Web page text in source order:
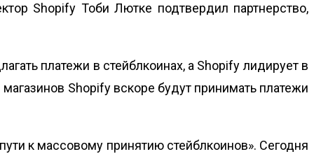
Shopify Тоби Лютке подтвердил партнерство,
платежи в стейблкоинах, а Shopify лидирует в
Shopify вскоре будут принимать платежи
к массовому принятию стейблкоинов». Сегодня